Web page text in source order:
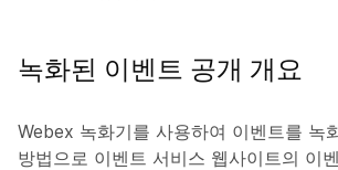
녹화된 이벤트 공개 개요
Webex 녹화기를 사용하여 이벤트를 녹
방법으로 이벤트 서비스 웹사이트의 이